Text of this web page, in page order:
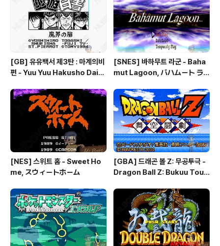
더 세이크리드 스톤즈 - Fire Em
blem: The Sacred Stones
[GB] 유유백서 제3탄 : 마계의비
편 - Yuu Yuu Hakusho Dai-3
☆遊☆白書 第3弾 魔界の扉編
[SNES] 바하무트 라군 - Baha
mut Lagoon, バハムート ラ
[NES] 스위트 홈 - Sweet Ho
me, スウィートホーム
[GBA] 드래곤 볼 Z: 무공투극 -
Dragon Ball Z: Bukuu Toug
劇, 드래곤 볼 Z: 슈퍼소닉 워리어
즈 - Dragon Ball Z: Superso
nic Warriors